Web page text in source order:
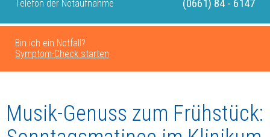
Telefon der Notaufnahme (0661) 84 - 6147
Bin ich ein Notfall?
Symptom-Check starten
Musik-Genuss zum Frühstück: